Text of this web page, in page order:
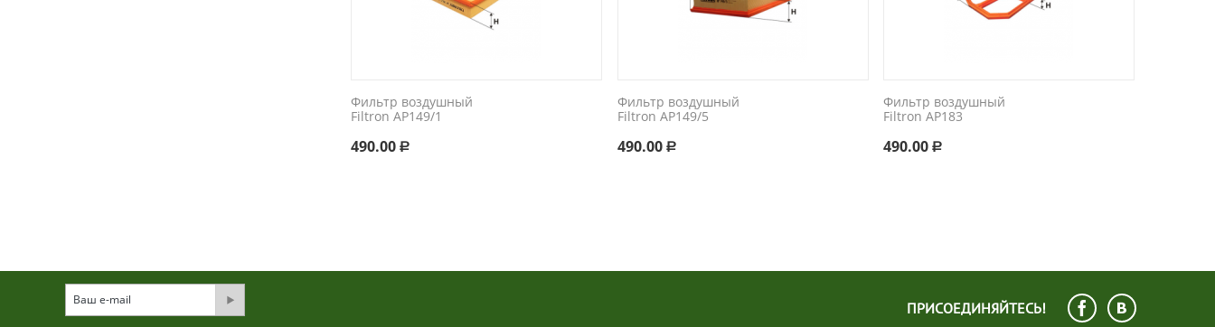
Фильтр воздушный
Filtron AP149/1
490.00 Р
Фильтр воздушный
Filtron AP149/5
490.00 Р
Фильтр воздушный
Filtron AP183
490.00 Р
ПРИСОЕДИНЯЙТЕСЬ!